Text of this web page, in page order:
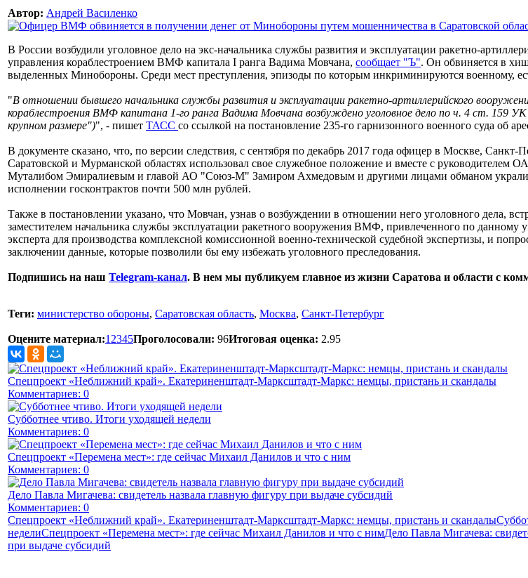
Автор: Андрей Василенко
В России возбудили уголовное дело на экс-начальника службы развития и эксплуатации ракетно-
управления кораблестроением ВМФ капитала I ранга Вадима Мовчана, сообщает "Ъ". Он обвиняется в
выделенных Минобороны. Среди мест преступления, эпизоды по которым инкриминируются военному,
"В отношении бывшего начальника службы развития и эксплуатации ракетно-артиллерийского
кораблестроения ВМФ капитана 1-го ранга Вадима Мовчана возбуждено уголовное дело по ч. 4 ст. 159
крупном размере")", - пишет ТАСС со ссылкой на постановление 235-го гарнизонного военного суда об
В документе сказано, что, по версии следствия, с сентября по декабрь 2017 года офицер в Москве, Санкт-
Саратовской и Мурманской областях использовал свое служебное положение и вместе с руководителем
Муталибом Эмиралиевым и главой АО "Союз-М" Замиром Ахмедовым и другими лицами обманом
исполнении госконтрактов почти 500 млн рублей.
Также в постановлении указано, что Мовчан, узнав о возбуждении в отношении него уголовного дела,
заместителем начальника службы эксплуатации ракетного вооружения ВМФ, привлеченного по данному
эксперта для производства комплексной комиссионной военно-технической судебной экспертизы, и
заключении данные, которые позволили бы ему избежать уголовного преследования.
Подпишись на наш Telegram-канал. В нем мы публикуем главное из жизни Саратова и области с
Теги: министерство обороны, Саратовская область, Москва, Санкт-Петербург
Оцените материал:1 2345Проголосовали: 96Итоговая оценка: 2.95
Спецпроект «Неближний край». Екатериненштадт-Марксштадт-Маркс: немцы, пристань и скандалы
Комментариев: 0
Субботнее чтиво. Итоги уходящей недели
Комментариев: 0
Спецпроект «Перемена мест»: где сейчас Михаил Данилов и что с ним
Комментариев: 0
Дело Павла Мигачева: свидетель назвала главную фигуру при выдаче субсидий
Комментариев: 0
Спецпроект «Неближний край». Екатериненштадт-Марксштадт-Маркс: немцы, пристань и скандалы
неделиСпецпроект «Перемена мест»: где сейчас Михаил Данилов и что с нимДело Павла Мигачева:
при выдаче субсидий